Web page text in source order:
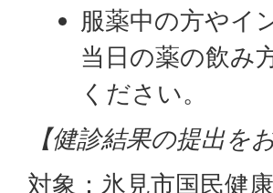
服薬中の方やイ
当日の薬の飲み
ください。
【健診結果の提出を
対象：氷見市国民健